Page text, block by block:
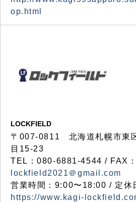
op.html
LOCKFIELD
〒007-0811 北海道札幌市東
目15-23
TEL：080-6881-4544 / FAX
lockfield2021＠gmail.com
営業時間：9:00〜18:00 / 定休
https://www.kagi-